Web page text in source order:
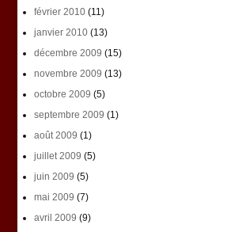
février 2010(11)
janvier 2010(13)
décembre 2009 (15)
novembre 2009 (13)
octobre 2009 (5)
septembre 2009 (1)
août 2009 (1)
juillet 2009 (5)
juin 2009 (5)
mai 2009 (7)
avril 2009 (9)